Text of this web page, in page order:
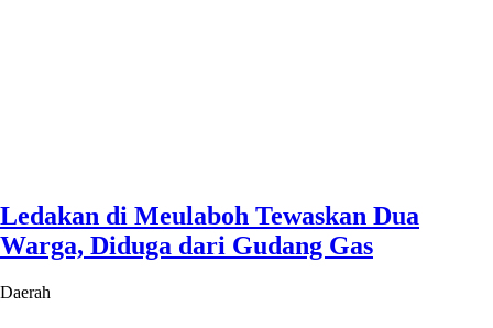
Ledakan di Meulaboh Tewaskan Dua
Warga, Diduga dari Gudang Gas
Daerah